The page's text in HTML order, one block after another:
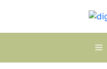
content